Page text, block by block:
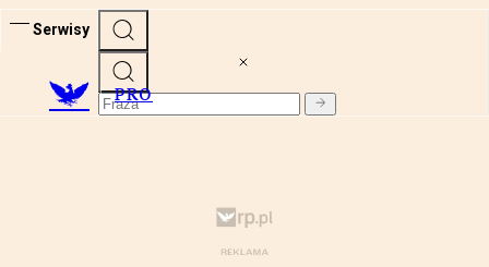
Serwisy
PRO